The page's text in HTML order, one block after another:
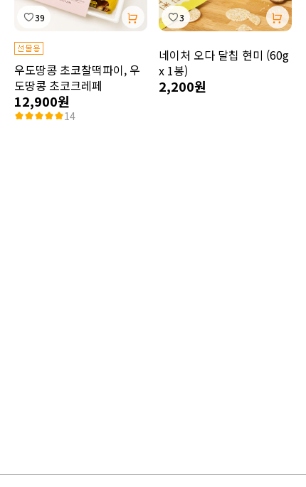
39
우도땅콩 초코찰떡파이, 우
도땅콩 초코크레페
12,900원
14
3
네이처 오다 달칩 현미 (60g
x 1봉)
2,200원